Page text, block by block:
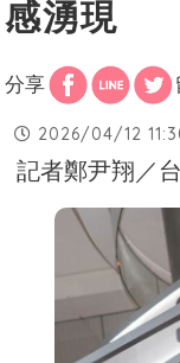
感湧現
分享
2026/04/12
記者鄭尹翔／